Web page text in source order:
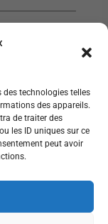
des technologies telles
des appareils.
de traiter des
les ID uniques sur ce
peut avoir